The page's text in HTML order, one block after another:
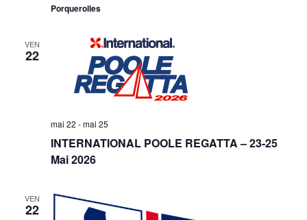
Porquerolles
VEN
22
INTERNATIONAL POOLE REGATTA – 23-25
Mai 2026
mai 22 -mai 25
VEN
22